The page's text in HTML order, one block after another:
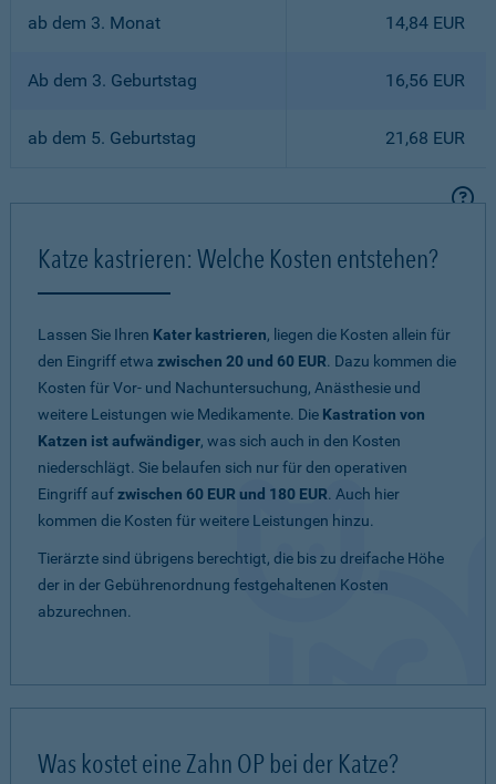
ab dem 3. Monat 14,84 EUR
Ab dem 3. Geburtstag 16,56 EUR
ab dem 5. Geburtstag 21,68 EUR
Katze kastrieren: Welche Kosten entstehen?
Lassen Sie Ihren Kater kastrieren, liegen die Kosten allein für
den Eingriff etwa zwischen 20 und 60 EUR. Dazu kommen die
Kosten für Vor- und Nachuntersuchung, Anästhesie und
weitere Leistungen wie Medikamente. Die Kastration von
Katzen ist aufwändiger, was sich auch in den Kosten
niederschlägt. Sie belaufen sich nur für den operativen
Eingriff aufzwischen 60 EUR und 180 EUR. Auch hier
kommen die Kosten für weitere Leistungen hinzu.
Tierärzte sind übrigens berechtigt, die bis zu dreifache Höhe
der in der Gebührenordnung festgehaltenen Kosten
abzurechnen.
Was kostet eine Zahn OP bei der Katze?